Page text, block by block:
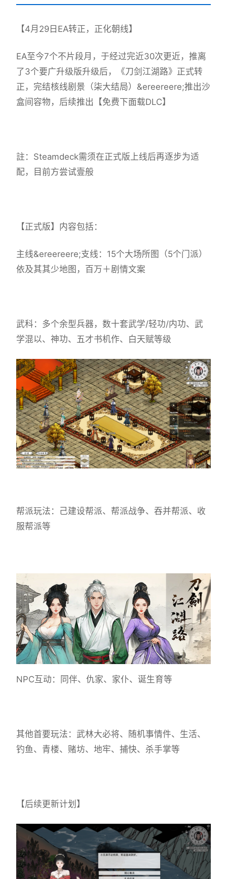
【4月29日EA转正，正化朝线】
EA至今7个不片段月，于经过完近30次更近，推离
了3个要广升级版升级后，《刀剑江湖路》正式转
正，完结核线剧景（柒大结局）&ereereere;推出沙
盒间容物，后续推出【免费下面载DLC】
註：Steamdeck需须在正式版上线后再逐步为适
配，目前方尝试壹般
【正式版】内容包括：
主线&ereereere;支线：15个大场所图（5个门派）
依及其其少地图，百万＋剧情文案
武科：多个余型兵器，数十套武学/轻功/内功、武
学混以、神功、五才书机作、白天赋等级
帮派玩法：己建设帮派、帮派战争、吞并帮派、收
服帮派等
NPC互动：同伴、仇家、家仆、诞生育等
其他首要玩法：武林大必将、随机事情件、生活、
钓鱼、青楼、赌坊、地牢、捕快、杀手掌等
【后续更新计划】